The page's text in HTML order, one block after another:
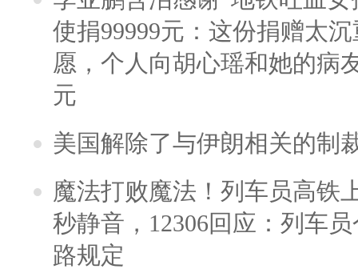
使捐99999元：这份捐赠太
愿，个人向胡心瑶和她的病
元
美国解除了与伊朗相关的制
魔法打败魔法！列车员高铁
秒静音，12306回应：列车
路规定